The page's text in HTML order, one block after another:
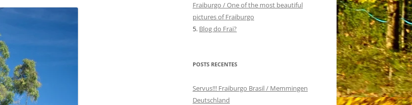
Fraiburgo / One of the most beautiful
pictures of Fraiburgo
5. Blog do Frai?
POSTS RECENTES
Servus!!! Fraiburgo Brasil / Memmingen
Deutschland